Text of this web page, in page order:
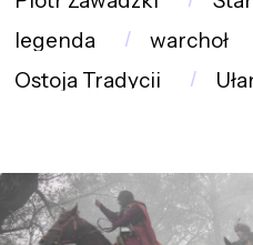
legenda
warchoł
Ostoja Tradycji